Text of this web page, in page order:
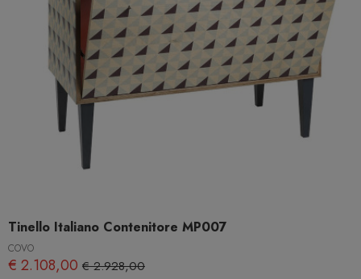
Tinello Italiano Contenitore MP007
COVO
€ 2.108,00 € 2.928,00